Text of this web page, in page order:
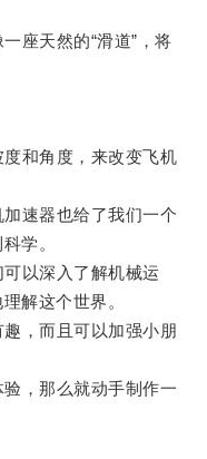
座天然的“滑道”，将
和角度，来改变飞机
速器也给了我们一个
学。
以深入了解机械运
解这个世界。
，而且可以加强小朋
，那么就动手制作一